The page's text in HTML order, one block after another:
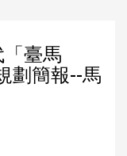
臺馬
劃簡報--馬